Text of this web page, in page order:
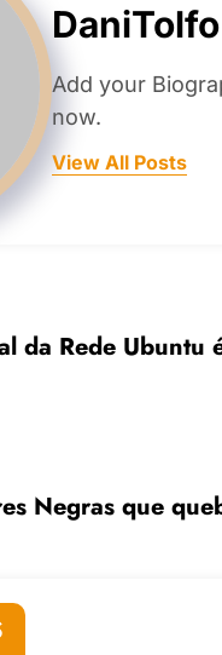
DaniTolfo
Add your
now.
View All Posts
da Rede
Negras que